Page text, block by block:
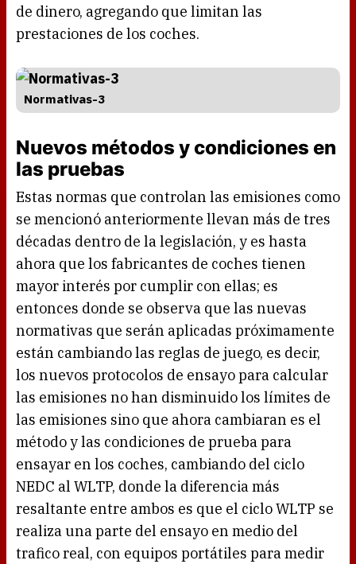
de dinero, agregando que limitan las
prestaciones de los coches.
Normativas-3
Nuevos métodos y condiciones en
las pruebas
Estas normas que controlan las emisiones como
se mencionó anteriormente llevan más de tres
décadas dentro de la legislación, y es hasta
ahora que los fabricantes de coches tienen
mayor interés por cumplir con ellas; es
entonces donde se observa que las nuevas
normativas que serán aplicadas próximamente
están cambiando las reglas de juego, es decir,
los nuevos protocolos de ensayo para calcular
las emisiones no han disminuido los límites de
las emisiones sino que ahora cambiaran es el
método y las condiciones de prueba para
ensayar en los coches, cambiando del ciclo
NEDC al WLTP, donde la diferencia más
resaltante entre ambos es que el ciclo WLTP se
realiza una parte del ensayo en medio del
trafico real, con equipos portátiles para medir